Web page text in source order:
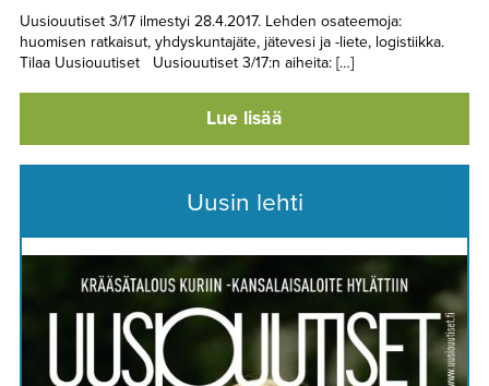
Uusiouutiset 3/17 ilmestyi 28.4.2017. Lehden osateemoja:
huomisen ratkaisut, yhdyskuntajäte, jätevesi ja -liete, logistiikka.
Tilaa Uusiouutiset Uusiouutiset 3/17:n aiheita: […]
Lue lisää
Uusin lehti